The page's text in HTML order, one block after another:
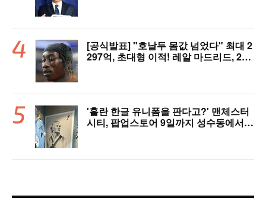
[공식발표] "호날두 몸값 넘었다" 최대 2
297억, 초대형 이적! 레알 마드리드, 21
'홀란 한글 유니폼을 판다고?' 맨체스터
시티, 팝업스토어 9일까지 성수동에서